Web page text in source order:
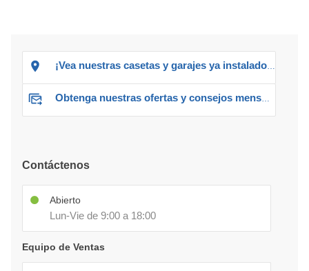
¡Vea nuestras casetas y garajes ya instalados!
Obtenga nuestras ofertas y consejos mensuales
Contáctenos
Abierto
Lun-Vie de 9:00 a 18:00
Equipo de Ventas